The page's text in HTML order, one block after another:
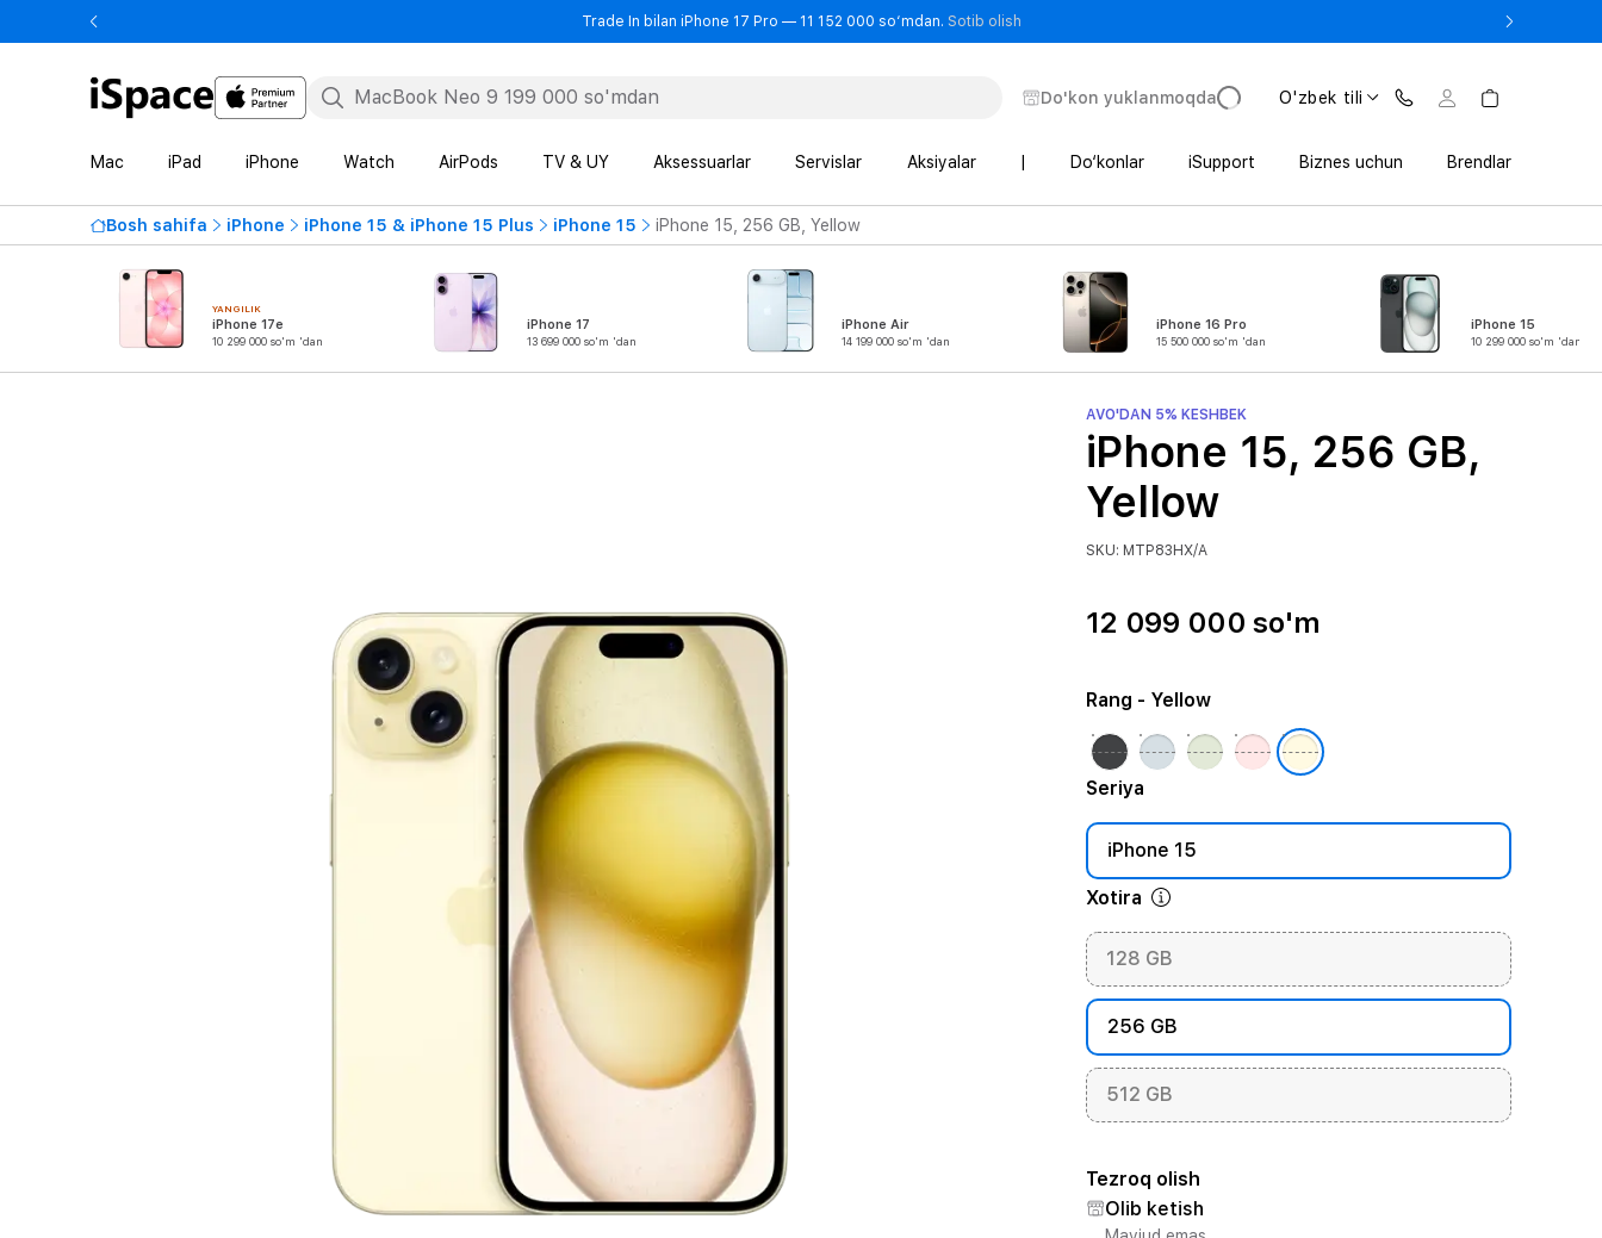
Trade In bilan iPhone 17 Pro — 11 152 000 so‘mdan. Sotib olish- Trade In bilan iPhone 17 Pro — 11 152 000 so‘mdan.
Do'kon yuklanmoqda O'zbek tili
Mac iPad iPhone Watch AirPods TV & UY Aksessuarlar Servislar Aksiyalar Do‘konlar iSupport Biznes uchun Brendlar
Bosh sahifa iPhone iPhone 15 & iPhone 15 Plus iPhone 15 iPhone 15, 256 GB, Yellow
YANGILIK
iPhone 17e
10 299 000 so'm 'dan
iPhone 17
13 699 000 so'm 'dan
iPhone Air
14 199 000 so'm 'dan
iPhone 16 Pro
15 500 000 so'm 'dan
iPhone 15
10 299 000 so'm 'dan
AVO'DAN 5% KESHBEK
iPhone 15, 256 GB,
Yellow
SKU: MTP83HX/A
12 099 000 so'm
Seriya
iPhone 15
Xotira
128 GB
256 GB
512 GB
Rang - Yellow
Tezroq olish
Olib ketish